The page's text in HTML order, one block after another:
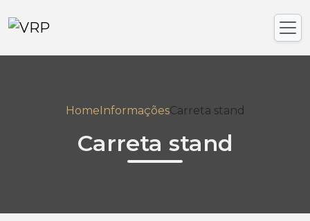
HomeInformaçõesCarreta stand
Carreta stand